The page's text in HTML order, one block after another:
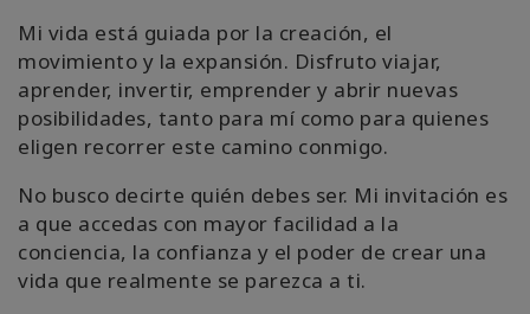
Mi vida está guiada por la creación, el
movimiento y la expansión. Disfruto viajar,
aprender, invertir, emprender y abrir nuevas
posibilidades, tanto para mí como para quienes
eligen recorrer este camino conmigo.
No busco decirte quién debes ser. Mi invitación es
a que accedas con mayor facilidad a la
conciencia, la confianza y el poder de crear una
vida que realmente se parezca a ti.